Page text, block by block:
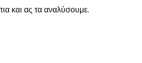
και ας τα αναλύσουμε.